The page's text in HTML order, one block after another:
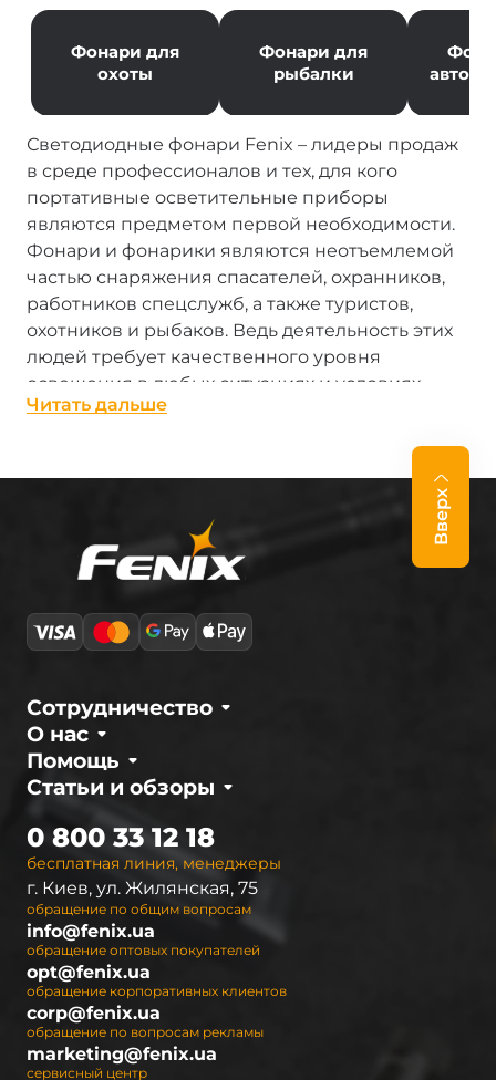
Фонари для
охоты
Фонари для
рыбалки
Светодиодные фонари Fenix – лидеры продаж
в среде профессионалов и тех, для кого
портативные осветительные приборы
являются предметом первой необходимости.
Фонари и фонарики являются неотъемлемой
частью снаряжения спасателей, охранников,
работников спецслужб, а также туристов,
охотников и рыбаков. Ведь деятельность этих
людей требует качественного уровня
освещения в любых ситуациях и условиях,
даже экстремальных.
Фонари производства Fenix – настоящие «лучи
солнца в кармане». Каждый, от сверхмощного
миниатюрного брелка-фонарика, достойно
выполняют свою работу. Фонари Феникс
отличаются высокой надежностью,
неприхотливостью и долговечностью, которые
подтверждены многочисленными тестами и
официальную гарантию 2 года на любую
модель.
Интернет-магазинfenix.ua
дистрибьютор в Украине. Мы предлагаем
полный ассортимент светодиодных фонарей
Fenix, а также необходимые аксессуары к ним.
Чтобы покупателям было легче
ориентироваться при выборе осветительных
устройств, они разделены на серии. В
настоящее время ассортимент Феникс
представлен 9 сериями ручных фонарей, 2
сериями налобных фонарей и 2 видами led
фонарей для велосипедистов (велофары).
Читать дальше
Вверх
О нас
Сотрудничество
Статьи и обзоры
Помощь
бесплатная линия, менеджеры
0 800 33 12 18
г. Киев, ул. Жилянская, 75
обращение по общим вопросам
info@fenix.ua
обращение оптовых покупателей
opt@fenix.ua
обращение корпоративных клиентов
corp@fenix.ua
обращение по вопросам рекламы
marketing@fenix.ua
сервисный центр